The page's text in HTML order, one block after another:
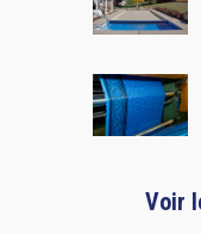
Voir